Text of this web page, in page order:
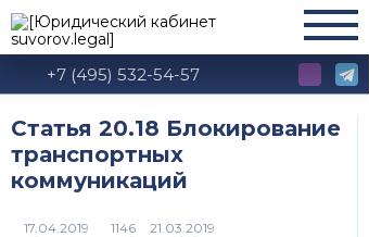
+7 (495) 532-54-57
Статья 20.18 Блокирование
транспортных
коммуникаций
1146